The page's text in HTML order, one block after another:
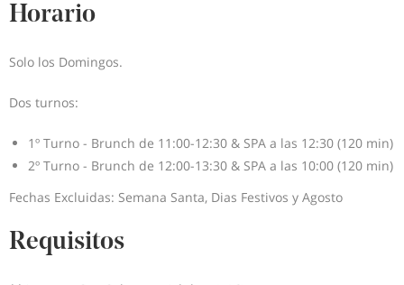
Horario
Solo los Domingos.
Dos turnos:
1º Turno - Brunch de 11:00-12:30 & SPA a las 12:30 (120 min)
2º Turno - Brunch de 12:00-13:30 & SPA a las 10:00 (120 min)
Fechas Excluidas: Semana Santa, Dias Festivos y Agosto
Requisitos